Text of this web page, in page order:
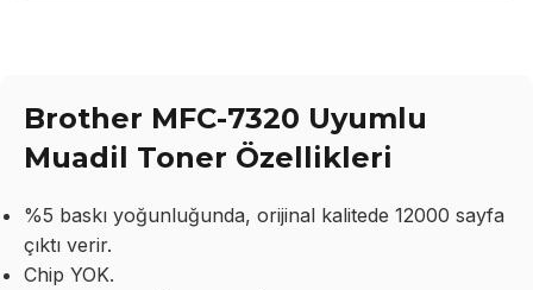
Brother MFC-7320 Uyumlu
Muadil Toner Özellikleri
%5 baskı yoğunluğunda, orijinal kalitede 12000 sayfa
çıktı verir.
Chip YOK.